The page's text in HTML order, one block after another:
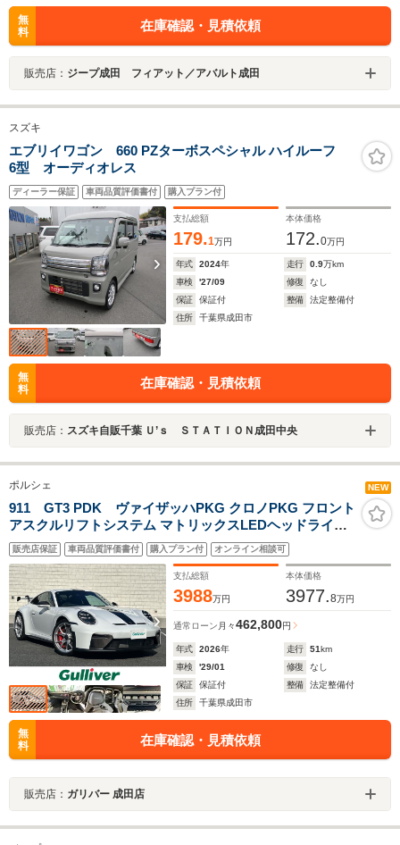
無
料
在庫確認・見積依頼
販売店： ジープ成田 フィアット／アバルト成田
スズキ
エブリイワゴン 660 PZターボスペシャル ハイルーフ
6型 オーディオレス
ディーラー保証 車両品質評価書付 購入プラン付
支払総額
179.1万円
本体価格
172.0万円
年式 2024年 走行 0.9万km
車検
'27/09 修復
なし
保証
保証付 整備
法定整備付
住所
千葉県成田市
無
料
在庫確認・見積依頼
販売店： スズキ自販千葉 Ｕ’ｓ ＳＴＡＴＩＯＮ成田中央
ポルシェ NEW
911 GT3 PDK ヴァイザッハPKG クロノPKG フロント
アスクルリフトシステム マトリックスLEDヘッドライト
Race-Texインテリア
販売店保証 車両品質評価書付 購入プラン付 オンライン相談可
支払総額
3988万円
本体価格
3977.8万円
通常ローン 月々462,800円
年式 2026年 走行 51km
車検
'29/01 修復
なし
保証
保証付 整備
法定整備付
住所
千葉県成田市
無
料
在庫確認・見積依頼
販売店： ガリバー 成田店